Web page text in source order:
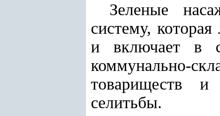
Зеленые
систему,
и включает в
коммунально-
товариществ и
селитьбы.